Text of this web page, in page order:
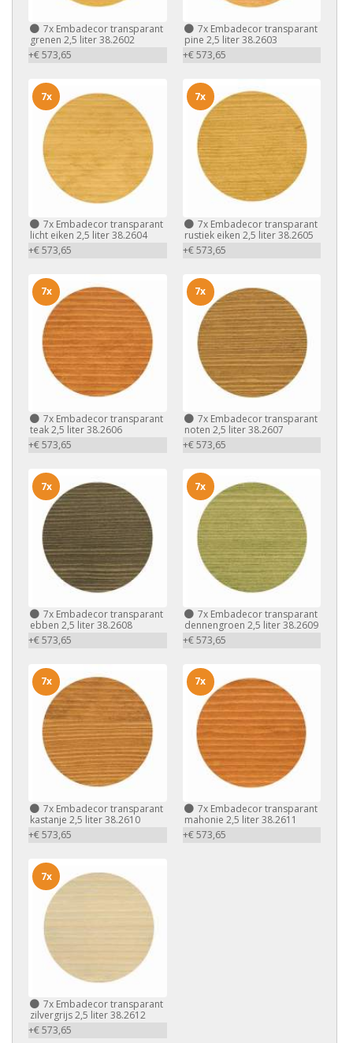
7x Embadecor transparant
grenen 2,5 liter 38.2602
+€ 573,65
7xEmbadecor transparant
pine 2,5 liter 38.2603
+€ 573,65
7x Embadecor transparant
licht eiken 2,5 liter 38.2604
+€ 573,65
7x
7xEmbadecor transparant
rustiek eiken 2,5 liter 38.2605
+€ 573,65
7x
7x Embadecor transparant
teak 2,5 liter 38.2606
+€ 573,65
7x
7xEmbadecor transparant
noten 2,5 liter 38.2607
+€ 573,65
7x
7x Embadecor transparant
ebben 2,5 liter 38.2608
+€ 573,65
7x
7xEmbadecor transparant
dennengroen 2,5 liter 38.2609
+€ 573,65
7x
7x Embadecor transparant
kastanje 2,5 liter 38.2610
+€ 573,65
7x
7xEmbadecor transparant
mahonie 2,5 liter 38.2611
+€ 573,65
7x
7x Embadecor transparant
zilvergrijs 2,5 liter 38.2612
+€ 573,65
7x